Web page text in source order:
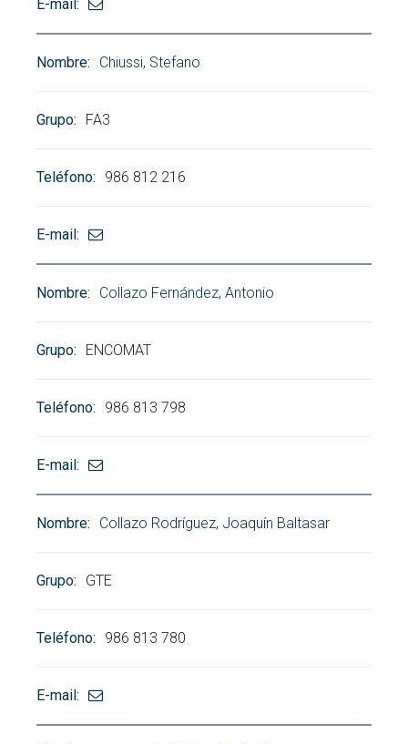
Chiussi, Stefano
FA3
986 812 216
Collazo Fernández, Antonio
ENCOMAT
986 813 798
Collazo Rodríguez, Joaquín Baltasar
GTE
986 813 780